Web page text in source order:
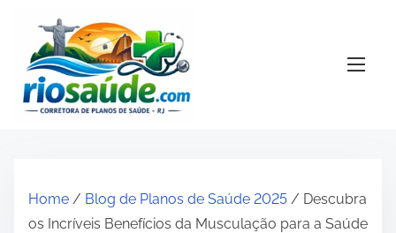
Home / Blog de Planos de Saúde 2025 / Descubra
os Incríveis Benefícios da Musculação para a Saúde